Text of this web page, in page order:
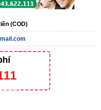
(COD)